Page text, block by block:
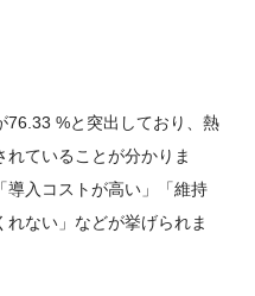
76.33 %と突出しており、熱
ていることが分かりま
導入コストが高い」「維持
ない」などが挙げられま